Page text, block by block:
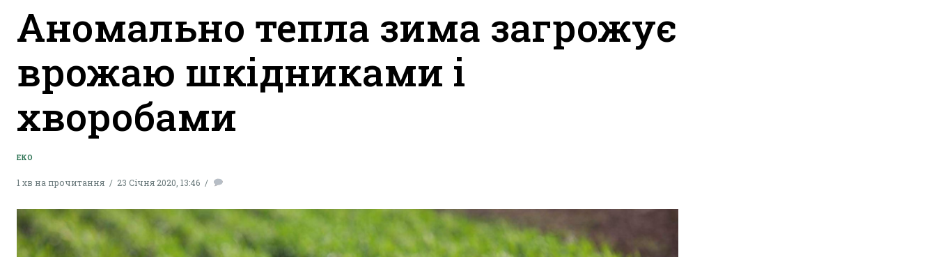
Аномально тепла зима загрожує
врожаю шкідниками і
хворобами
ЕКО
1 хв на прочитання 23 Січня 2020, 13:46